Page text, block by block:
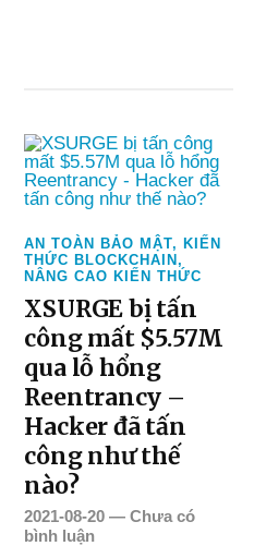
AN TOÀN BẢO MẬT,KIẾN
THỨC BLOCKCHAIN,
NÂNG CAO KIẾN THỨC
XSURGE bị tấn
công mất $5.57M
qua lỗ hổng
Reentrancy –
Hacker đã tấn
công như thế
nào?
2021-08-20 —Chưa có
bình luận